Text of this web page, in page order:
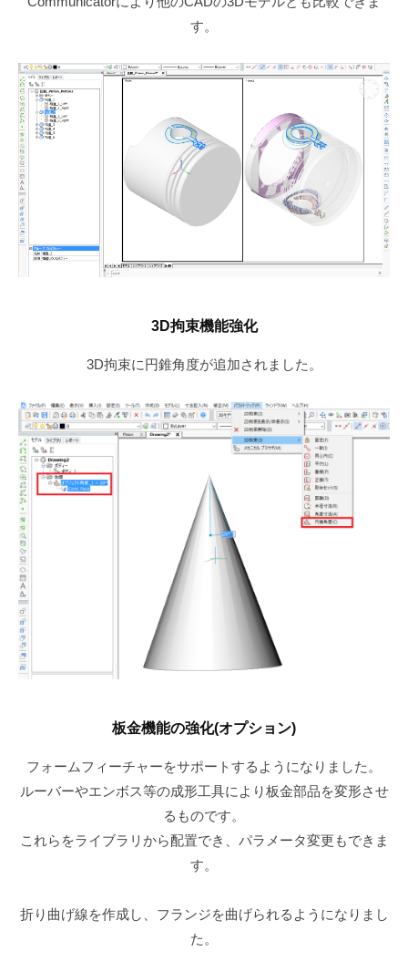
す。
3D拘束機能強化
3D拘束に円錐角度が追加されました。
板金機能の強化(オプション)
フォームフィーチャーをサポートするようになりました。
ルーバーやエンボス等の成形工具により板金部品を変形させ
るものです。
これらをライブラリから配置でき、パラメータ変更もできま
す。
折り曲げ線を作成し、フランジを曲げられるようになりまし
た。